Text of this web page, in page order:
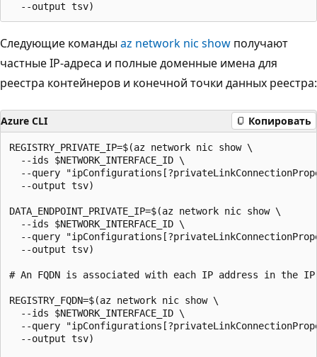
Следующие команды az network nic show получают
частные IP-адреса и полные доменные имена для
реестра контейнеров и конечной точки данных реестра:
Azure CLI Копировать
REGISTRY_PRIVATE_IP=$(az network nic show \
  --ids $NETWORK_INTERFACE_ID \
--query
  --output tsv)
DATA_ENDPOINT_PRIVATE_IP=$(az network nic show \
  --ids $NETWORK_INTERFACE_ID \
--query
  --output tsv)
# An FQDN is associated with each IP address in the
REGISTRY_FQDN=$(az network nic show \
  --ids $NETWORK_INTERFACE_ID \
--query
  --output tsv)